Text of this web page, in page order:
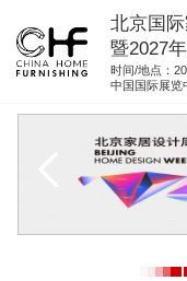
北京国
暨2027
时间/地点：
中国国际展览